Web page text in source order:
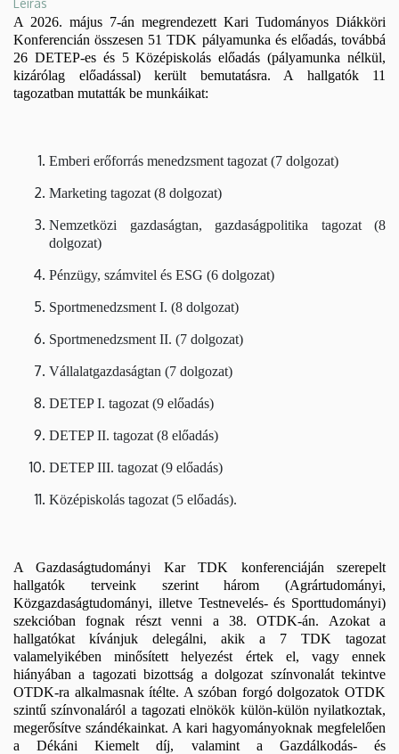
Leírás
A 2026. május 7-án megrendezett Kari Tudományos Diákköri
Konferencián összesen 51 TDK pályamunka és előadás, továbbá
26 DETEP-es és 5 Középiskolás előadás (pályamunka nélkül,
kizárólag előadással) került bemutatásra. A hallgatók 11
tagozatban mutatták be munkáikat:
Emberi erőforrás menedzsment tagozat (7 dolgozat)
Marketing tagozat (8 dolgozat)
Nemzetközi gazdaságtan, gazdaságpolitika tagozat (8
dolgozat)
Pénzügy, számvitel és ESG (6 dolgozat)
Sportmenedzsment I. (8 dolgozat)
Sportmenedzsment II. (7 dolgozat)
Vállalatgazdaságtan (7 dolgozat)
DETEP I. tagozat (9 előadás)
DETEP II. tagozat (8 előadás)
DETEP III. tagozat (9 előadás)
Középiskolás tagozat (5 előadás).
A Gazdaságtudományi Kar TDK konferenciáján szerepelt
hallgatók terveink szerint három (Agrártudományi,
Közgazdaságtudományi, illetve Testnevelés- és Sporttudományi)
szekcióban fognak részt venni a 38. OTDK-án. Azokat a
hallgatókat kívánjuk delegálni, akik a 7 TDK tagozat
valamelyikében minősített helyezést értek el, vagy ennek
hiányában a tagozati bizottság a dolgozat színvonalát tekintve
OTDK-ra alkalmasnak ítélte. A szóban forgó dolgozatok OTDK
szintű színvonaláról a tagozati elnökök külön-külön nyilatkoztak,
megerősítve szándékainkat. A kari hagyományoknak megfelelően
a Dékáni Kiemelt díj, valamint a Gazdálkodás- és